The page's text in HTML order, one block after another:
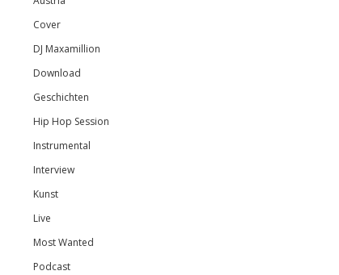
Cover
DJ Maxamillion
Download
Geschichten
Hip Hop Session
Instrumental
Interview
Kunst
Live
Most Wanted
Podcast